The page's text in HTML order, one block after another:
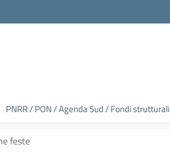
PNRR / PON / Agenda Sud / Fondi strutturali
feste